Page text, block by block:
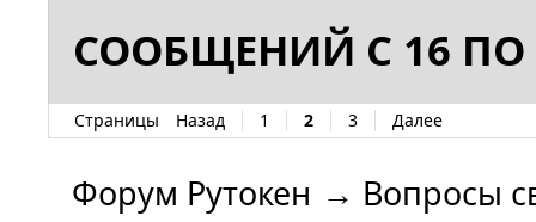
СООБЩЕНИЙ С 16 ПО
Страницы Назад 1 2 3 Далее
Форум Рутокен → Вопросы